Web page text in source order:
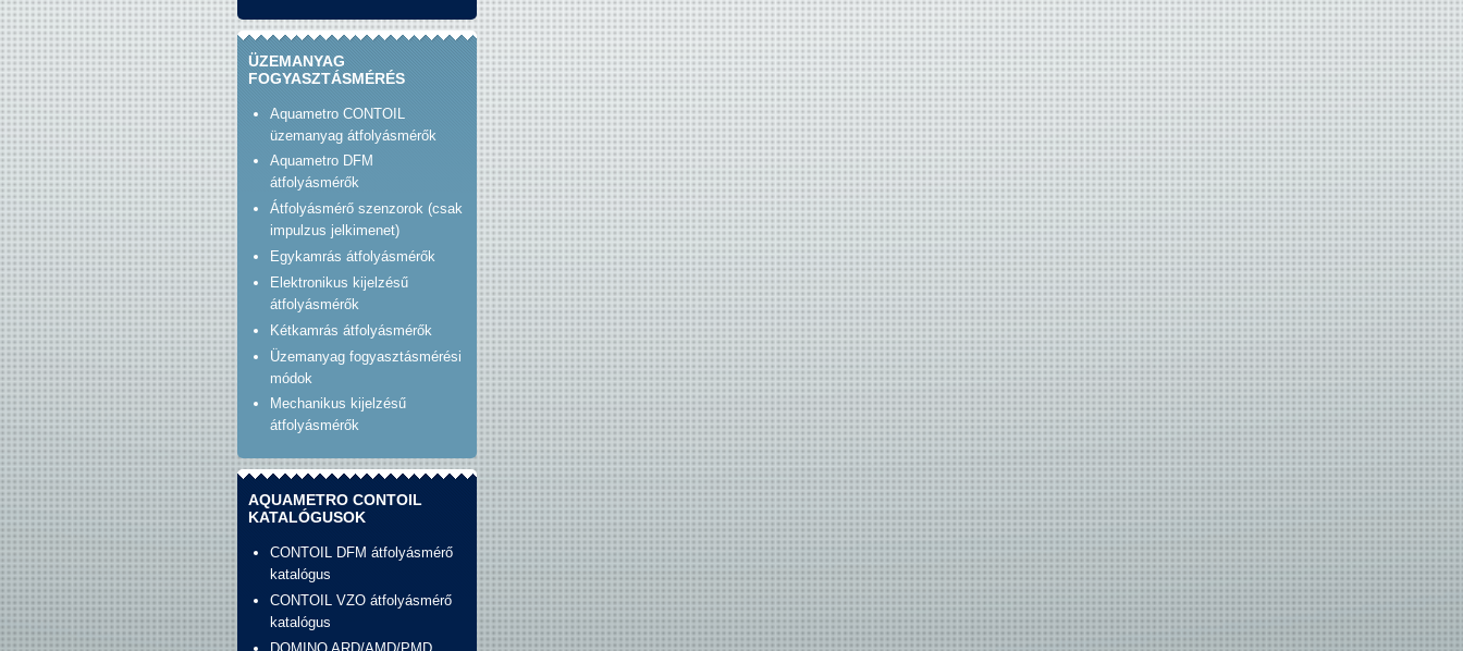
ÜZEMANYAG
FOGYASZTÁSMÉRÉS
Aquametro CONTOIL
üzemanyag átfolyásmérők
Aquametro DFM
átfolyásmérők
Átfolyásmérő szenzorok (csak
impulzus jelkimenet)
Egykamrás átfolyásmérők
Elektronikus kijelzésű
átfolyásmérők
Kétkamrás átfolyásmérők
Üzemanyag fogyasztásmérési
módok
Mechanikus kijelzésű
átfolyásmérők
AQUAMETRO CONTOIL
KATALÓGUSOK
CONTOIL DFM átfolyásmérő
katalógus
CONTOIL VZO átfolyásmérő
katalógus